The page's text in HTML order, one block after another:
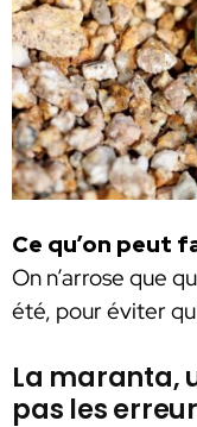
Ce qu’on peut
On n’arrose que
été, pour éviter
La maranta,
pas les